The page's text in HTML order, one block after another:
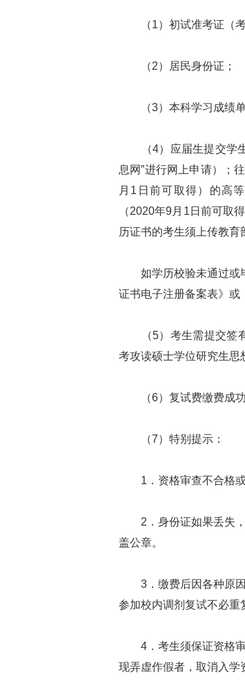
（1）初试准考证（考
（2）居民身份证；
（3）本科学习成绩单
（4）应届生提交学生
息网”进行网上申请）；
月1日前可取得）的高
（2020年9月1日前可取
历证书的考生须上传教育
如学历校验未通过或毕
证书电子注册备案表》或
（5）考生需提交签有
考攻读硕士学位研究生思
（6）复试费缴费成功
（7）特别提示：
1．资格审查不合格或
2．身份证如果丢失，
盖公章。
3．缴费后因各种原因
参加校内调剂复试不必重
4．考生须保证资格审
现弄虚作假者，取消入学